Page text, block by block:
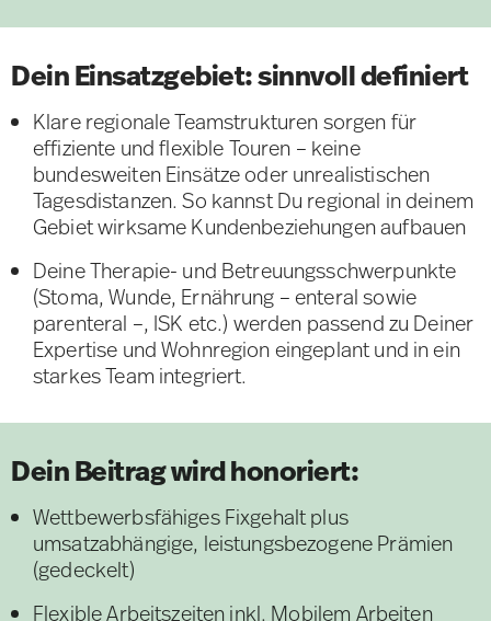
Dein Einsatzgebiet: sinnvoll definiert
Klare regionale Teamstrukturen sorgen für
effiziente und flexible Touren – keine
bundesweiten Einsätze oder unrealistischen
Tagesdistanzen. So kannst Du regional in deinem
Gebiet wirksame Kundenbeziehungen aufbauen
Deine Therapie- und Betreuungsschwerpunkte
(Stoma, Wunde, Ernährung – enteral sowie
parenteral –, ISK etc.) werden passend zu Deiner
Expertise und Wohnregion eingeplant und in ein
starkes Team integriert.
Dein Beitrag wird honoriert:
Wettbewerbsfähiges Fixgehalt plus
umsatzabhängige, leistungsbezogene Prämien
(gedeckelt)
Flexible Arbeitszeiten inkl. Mobilem Arbeiten